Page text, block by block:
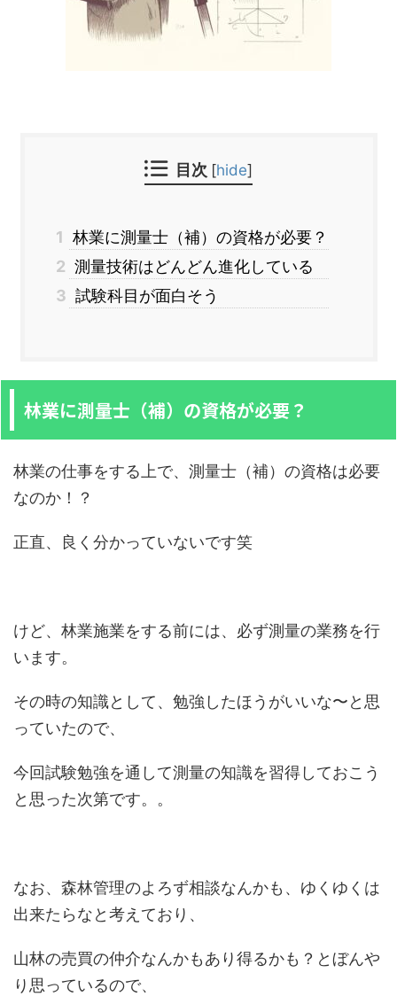
目次 [hide]
1 林業に測量士（補）の資格が必要？
2 測量技術はどんどん進化している
3 試験科目が面白そう
林業に測量士（補）の資格が必要？
林業の仕事をする上で、測量士（補）の資格は必要
なのか！？
正直、良く分かっていないです笑
けど、林業施業をする前には、必ず測量の業務を行
います。
その時の知識として、勉強したほうがいいな〜と思
っていたので、
今回試験勉強を通して測量の知識を習得しておこう
と思った次第です。。
なお、森林管理のよろず相談なんかも、ゆくゆくは
出来たらなと考えており、
山林の売買の仲介なんかもあり得るかも？とぼんや
り思っているので、